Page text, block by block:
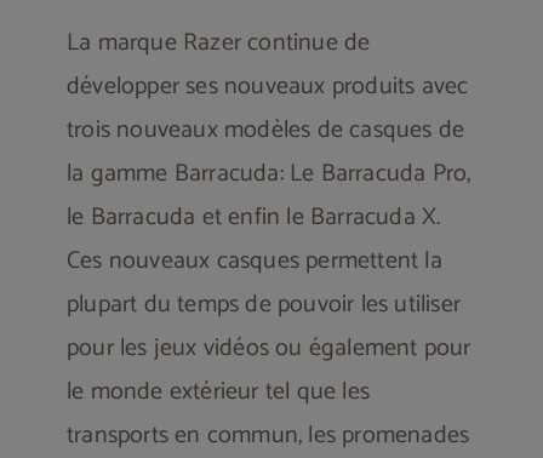
Bureaux gamer
Contactez-nous
La marque Razer continue de
développer ses nouveaux produits avec
trois nouveaux modèles de casques de
la gamme Barracuda: Le Barracuda Pro,
le Barracuda et enfin le Barracuda X.
Ces nouveaux casques permettent la
plupart du temps de pouvoir les utiliser
pour les jeux vidéos ou également pour
le monde extérieur tel que les
transports en commun, les promenades